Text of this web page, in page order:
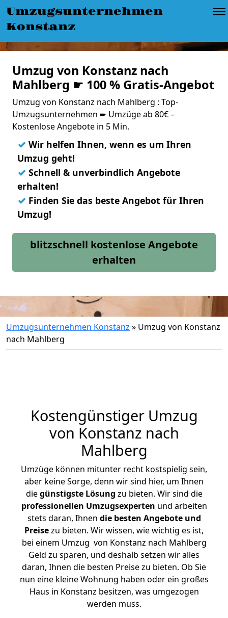
Umzugsunternehmen
Konstanz
Umzug von Konstanz nach
Mahlberg ☛ 100 % Gratis-Angebot
Umzug von Konstanz nach Mahlberg : Top-
Umzugsunternehmen ➨ Umzüge ab 80€ –
Kostenlose Angebote in 5 Min.
✓ Wir helfen Ihnen, wenn es um Ihren
Umzug geht!
✓ Schnell & unverbindlich Angebote
erhalten!
✓ Finden Sie das beste Angebot für Ihren
Umzug!
blitzschnell kostenlose Angebote
erhalten
Umzugsunternehmen Konstanz » Umzug von Konstanz
nach Mahlberg
Kostengünstiger Umzug
von Konstanz nach
Mahlberg
Umzüge können mitunter recht kostspielig sein,
aber keine Sorge, denn wir sind hier, um Ihnen
diegünstigste Lösung zu bieten. Wir sind die
professionellen Umzugsexperten und arbeiten
stets daran, Ihnen die besten Angebote und
Preisezu bieten. Wir wissen, wie wichtig es ist,
bei einem Umzug von Konstanz nach Mahlberg
Geld zu sparen, und deshalb setzen wir alles
daran, Ihnen die besten Preise zu bieten. Ob Sie
nun eine kleine Wohnung haben oder ein großes
Haus in Konstanz besitzen, was umgezogen
werden muss.